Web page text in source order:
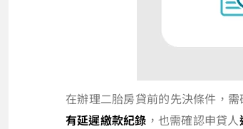
在辦理二胎房貸前的先決條件，
有延遲繳款紀錄 ，也需確認申貸人